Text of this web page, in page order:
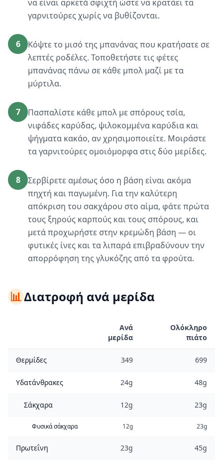
να είναι αρκετά σφιχτή ώστε να κρατάει τα
γαρνιτούρες χωρίς να βυθίζονται.
6
Κόψτε το μισό της μπανάνας που κρατήσατε σε
λεπτές ροδέλες. Τοποθετήστε τις φέτες
μπανάνας πάνω σε κάθε μπολ μαζί με τα
μύρτιλα.
7
Πασπαλίστε κάθε μπολ με σπόρους τσία,
νιφάδες καρύδας, ψιλοκομμένα καρύδια και
ψήγματα κακάο, αν χρησιμοποιείτε. Μοιράστε
τα γαρνιτούρες ομοιόμορφα στις δύο μερίδες.
8
Σερβίρετε αμέσως όσο η βάση είναι ακόμα
πηχτή και παγωμένη. Για την καλύτερη
απόκριση του σακχάρου στο αίμα, φάτε πρώτα
τους ξηρούς καρπούς και τους σπόρους, και
μετά προχωρήστε στην κρεμώδη βάση — οι
φυτικές ίνες και τα λιπαρά επιβραδύνουν την
απορρόφηση της γλυκόζης από τα φρούτα.
📊Διατροφή ανά μερίδα
Ανά
μερίδα
Ολόκληρο
πιάτο
Θερμίδες 349 699
Υδατάνθρακες 24g 48g
Σάκχαρα 12g 23g
Φυσικά σάκχαρα 12g 23g
Πρωτεΐνη 23g 45g